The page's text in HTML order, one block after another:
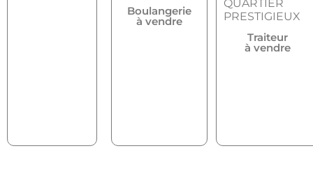
Boulangerie
à vendre
Traiteur
à vendre